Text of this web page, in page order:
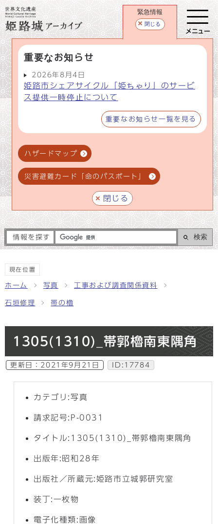
緊急情報
閉じる
重要なお知らせ
2026年8月4日
姫路市シェアサイクル「姫ちゃり」のサービ
ス提供一時停止について
重要なお知らせ一覧を見る
ハザードマップ
災害避難カード「命のパスポート」
閉じる
メニュー
情報を探す 検索
現在位置
ホーム 写真 工事および調査関係資料
石垣修理 帯の櫓
1305(1310)_帯郭櫓南東隅角
更新日： 2021年9月21日 ID:17784
カテゴリ:写真
請求記号:P-0031
タイトル:1305(1310)_帯郭櫓南東隅角
出版年:昭和28年
出版社／所蔵元:姫路市立城郭研究室
装丁:一枚物
電子化種類:画像